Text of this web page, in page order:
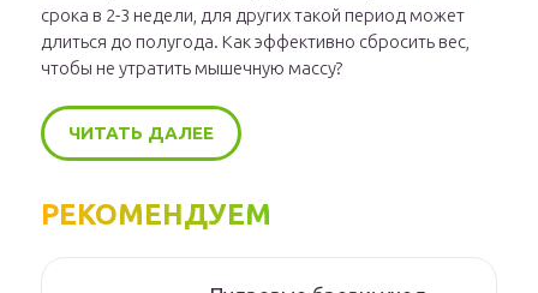
срока в 2-3 недели, для других такой период может
длиться до полугода. Как эффективно сбросить вес,
чтобы не утратить мышечную массу?
ЧИТАТЬ ДАЛЕЕ
РЕКОМЕНДУЕМ